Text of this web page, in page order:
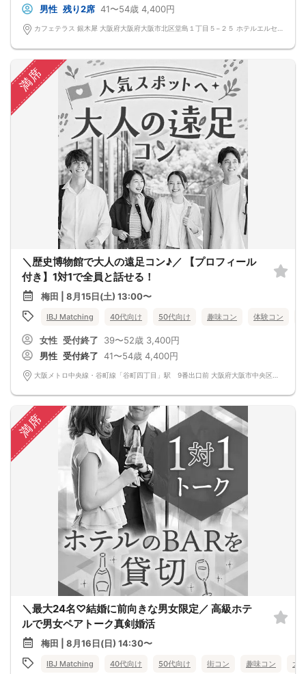
男性 残り2席 41〜54歳 4,400円
満席
＼歴史博物館で大人の遠足コン♪／ 【プロフィール
付き】1対1で全員と話せる！
梅田 | 8月15日(土) 13:00〜
IBJ Matching 40代向け 50代向け 趣味コン 体験コン
女性 受付終了 39〜52歳 3,400円
男性 受付終了 41〜54歳 4,400円
満席
＼最大24名♡結婚に前向きな男女限定／ 高級ホテ
ルで男女ペアトーク真剣婚活
梅田 | 8月16日(日) 14:30〜
IBJ Matching 40代向け 50代向け 街コン 趣味コン 大